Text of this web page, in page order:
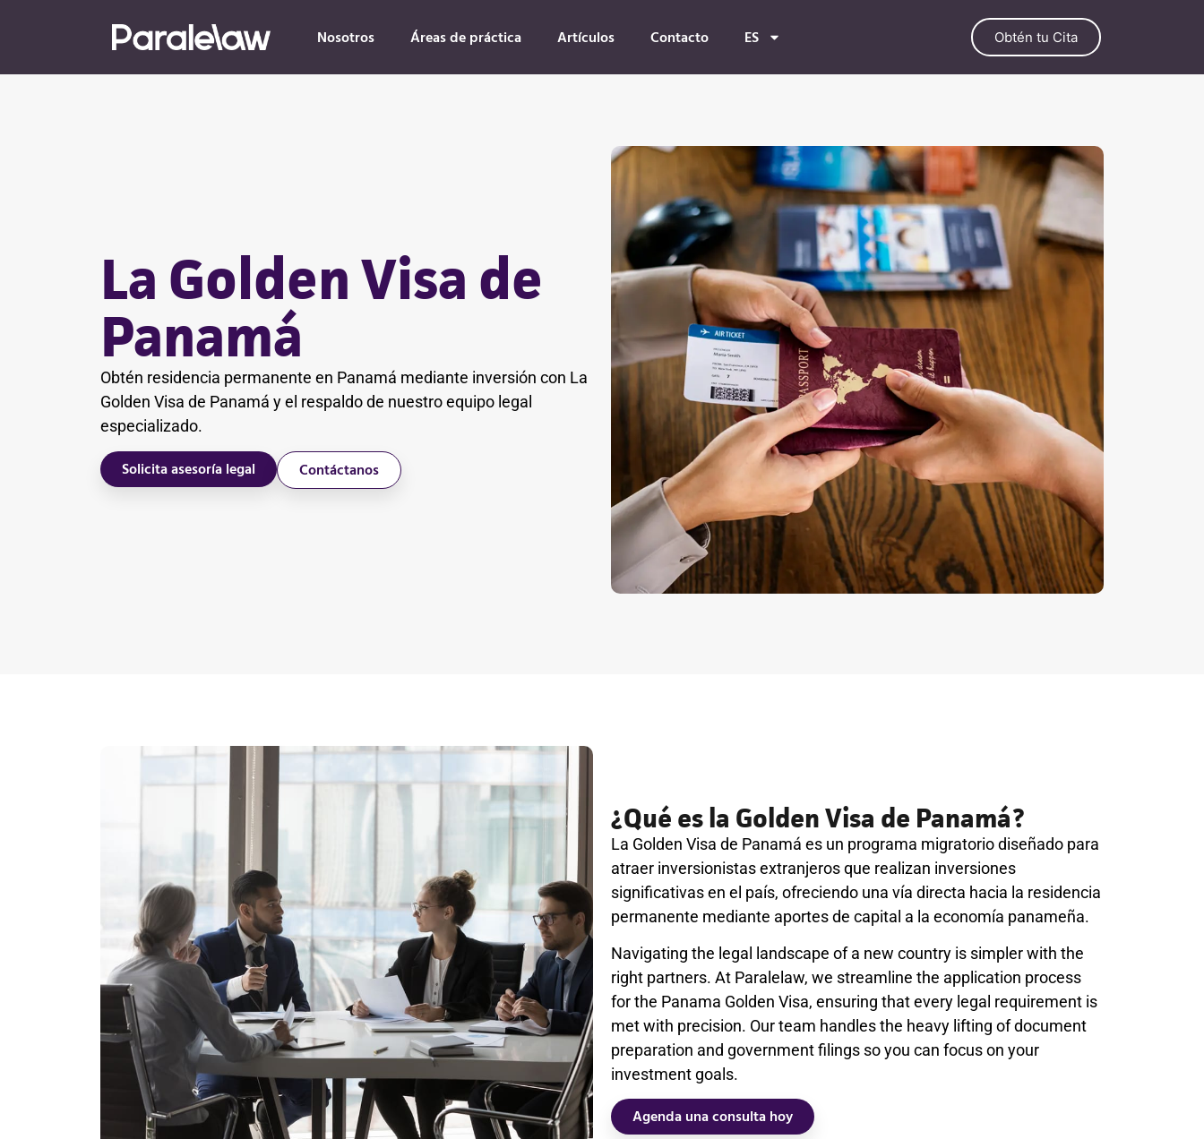
Nosotros Áreas de práctica Artículos Contacto ES Obtén tu Cita
La Golden Visa de
Panamá
Obtén residencia permanente en Panamá mediante inversión con La
Golden Visa de Panamá y el respaldo de nuestro equipo legal
especializado.
Solicita asesoría legal Contáctanos
¿Qué es la Golden Visa de Panamá?
La Golden Visa de Panamá es un programa migratorio diseñado para
atraer inversionistas extranjeros que realizan inversiones
significativas en el país, ofreciendo una vía directa hacia la residencia
permanente mediante aportes de capital a la economía panameña.
Navigating the legal landscape of a new country is simpler with the
right partners. At Paralelaw, we streamline the application process
for the Panama Golden Visa, ensuring that every legal requirement is
met with precision. Our team handles the heavy lifting of document
preparation and government filings so you can focus on your
investment goals.
Agenda una consulta hoy